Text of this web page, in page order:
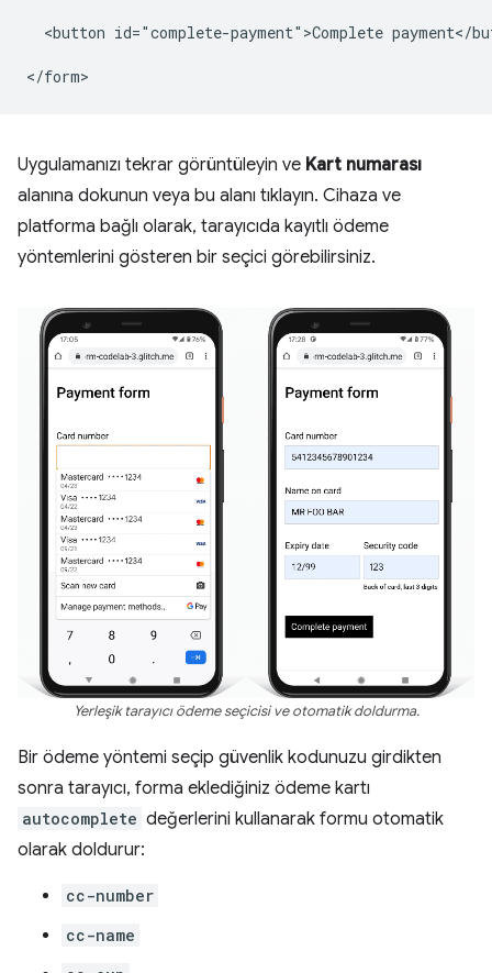
<button id="complete-payment">Complete payment</
Uygulamanızı tekrar görüntüleyin ve Kart numarası
alanına dokunun veya bu alanı tıklayın. Cihaza ve
platforma bağlı olarak, tarayıcıda kayıtlı ödeme
yöntemlerini gösteren bir seçici görebilirsiniz.
Yerleşik tarayıcı ödeme seçicisi ve otomatik doldurma.
Bir ödeme yöntemi seçip güvenlik kodunuzu girdikten
sonra tarayıcı, forma eklediğiniz ödeme kartı
autocomplete değerlerini kullanarak formu otomatik
olarak doldurur:
cc-number
cc-name